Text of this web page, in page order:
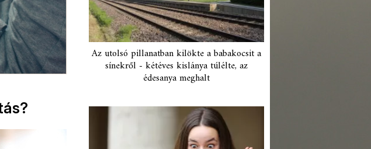
Az utolsó pillanatban kilökte a babakocsit a
sínekről - kétéves kislánya túlélte, az
édesanya meghalt